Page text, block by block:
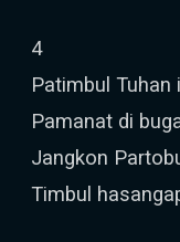
4
Patimbul Tuhan
Pamanat di
Jangkon
Timbul